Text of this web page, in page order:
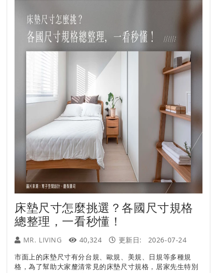
床墊尺寸怎麼挑選？各國尺寸規格
總整理，一看秒懂！
MR. LIVING 40,324 更新日:
2026-07-24
市面上的床墊尺寸有分台規、歐規、美規、日規等多種規
格，為了幫助大家釐清常見的床墊尺寸規格，居家先生特別